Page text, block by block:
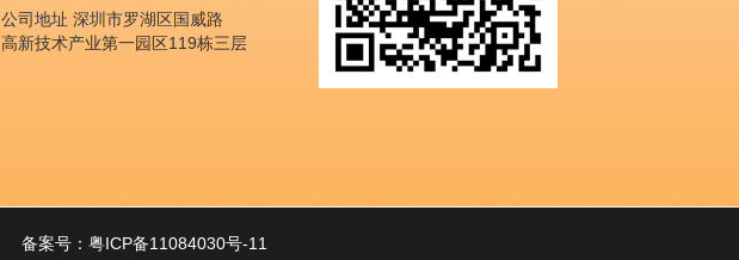
公司地址 深圳市罗湖区国威路
高新技术产业第一园区119栋三层
备案号：粤ICP备11084030号-11